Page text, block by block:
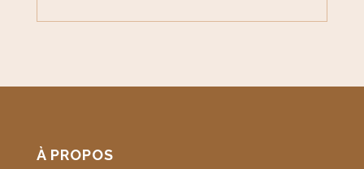
À PROPOS